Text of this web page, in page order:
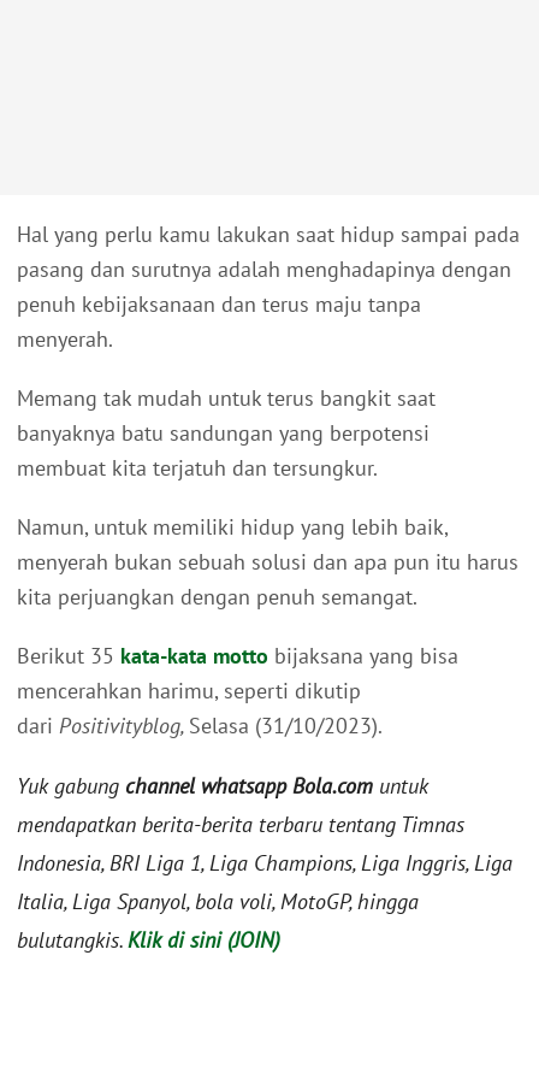
Hal yang perlu kamu lakukan saat hidup sampai pada
pasang dan surutnya adalah menghadapinya dengan
penuh kebijaksanaan dan terus maju tanpa
menyerah.
Memang tak mudah untuk terus bangkit saat
banyaknya batu sandungan yang berpotensi
membuat kita terjatuh dan tersungkur.
Namun, untuk memiliki hidup yang lebih baik,
menyerah bukan sebuah solusi dan apa pun itu harus
kita perjuangkan dengan penuh semangat.
Berikut 35 kata-kata motto bijaksana yang bisa
mencerahkan harimu, seperti dikutip
dari Positivityblog, Selasa (31/10/2023).
Yuk gabung channel whatsapp Bola.com untuk
mendapatkan berita-berita terbaru tentang Timnas
Indonesia, BRI Liga 1, Liga Champions, Liga Inggris, Liga
Italia, Liga Spanyol, bola voli, MotoGP, hingga
bulutangkis.Klik di sini (JOIN)